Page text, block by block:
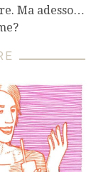
Ma adesso…